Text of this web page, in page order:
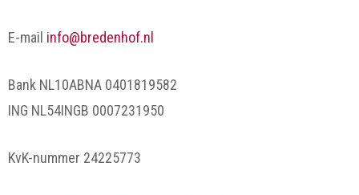
E-mail info@bredenhof.nl
Bank NL10ABNA 0401819582
ING NL54INGB 0007231950
KvK-nummer 24225773